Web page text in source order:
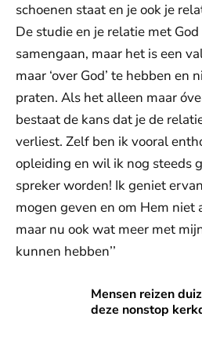
schoenen staat en je ook je
De studie en je relatie met
samengaan, maar het is een
maar ‘over God’ te hebben en
praten. Als het alleen maar
bestaat de kans dat je de
verliest. Zelf ben ik vooral
opleiding en wil ik nog steeds
spreker worden! Ik geniet
mogen geven en om Hem niet
maar nu ook wat meer met
kunnen hebben’’
Mensen reizen
deze nonstop
Mensen reizen duizenden